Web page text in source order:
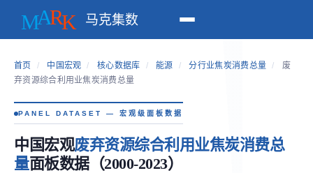
马克集数
首页 / 中国宏观 / 核心数据库 / 能源 / 分行业焦炭消费总量 /
废
弃资源综合利用业焦炭消费总量
PANEL DATASET — 宏观级面板数据
中国宏观废弃资源综合利用业焦炭消费总
量面板数据（2000-2023）